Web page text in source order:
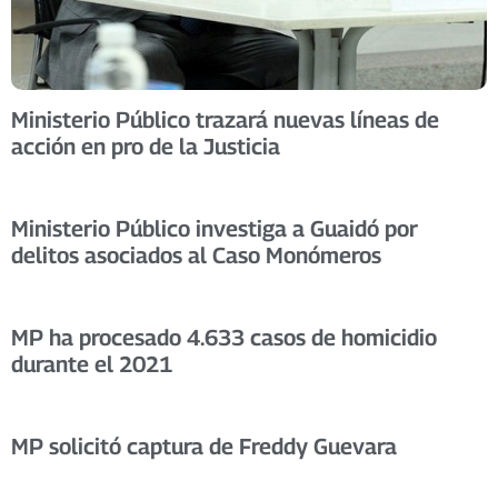
Ministerio Público trazará nuevas líneas de
acción en pro de la Justicia
Ministerio Público investiga a Guaidó por
delitos asociados al Caso Monómeros
MP ha procesado 4.633 casos de homicidio
durante el 2021
MP solicitó captura de Freddy Guevara